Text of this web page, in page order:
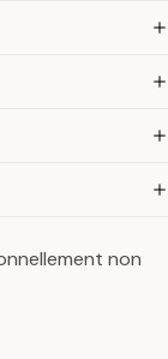
non